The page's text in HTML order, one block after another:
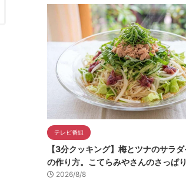
テレビ番組
【3分クッキング】梅とツナのサラ
の作り方。こてらみやさんのさっぱ
2026/8/8